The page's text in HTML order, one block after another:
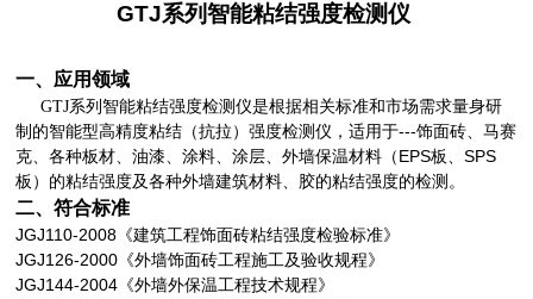
GTJ系列智能粘结强度检测仪
一、应用领域
GTJ系列智能粘结强度检测仪是根据相关标准和市场需求量身研
制的智能型高精度粘结（抗拉）强度检测仪，适用于---饰面砖、马赛
克、各种板材、油漆、涂料、涂层、外墙保温材料（ EPS板、SPS
板）的粘结强度及各种外墙建筑材料、胶的粘结强度的检测。
二、符合标准
JGJ110-2008 《建筑工程饰面砖粘结强度检验标准》
JGJ126-2000 《外墙饰面砖工程施工及验收规程》
JGJ144-2004 《外墙外保温工程技术规程》